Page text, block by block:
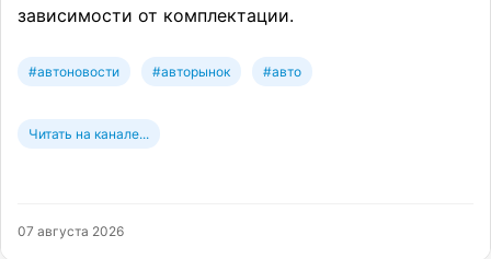
зависимости от комплектации.
#автоновости #авторынок #авто
Читать на канале...
07 августа 2026